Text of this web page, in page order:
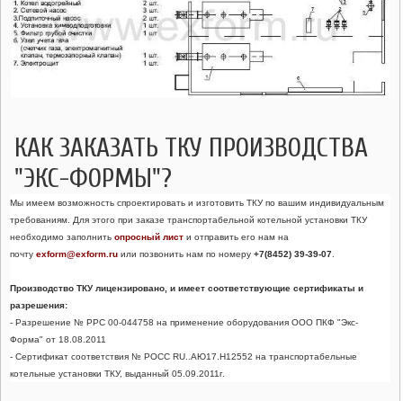
КАК ЗАКАЗАТЬ ТКУ ПРОИЗВОДСТВА
"ЭКС-ФОРМЫ"?
Мы имеем возможность спроектировать и изготовить ТКУ по вашим индивидуальным
требованиям. Для этого при заказе транспортабельной котельной установки ТКУ
необходимо заполнить опросный лист и отправить его нам на
почту exform@exform.ru или позвонить нам по номеру +7(8452) 39-39-07
Производство ТКУ лицензировано, и имеет соответствующие сертификаты и
разрешения:
- Разрешение № PPC 00-044758 на применение оборудования ООО ПКФ "Экс-
Форма" от 18.08.2011
- Сертификат соответствия № РОСС RU..АЮ17.Н12552 на транспортабельные
котельные установки ТКУ, выданный 05.09.2011г.